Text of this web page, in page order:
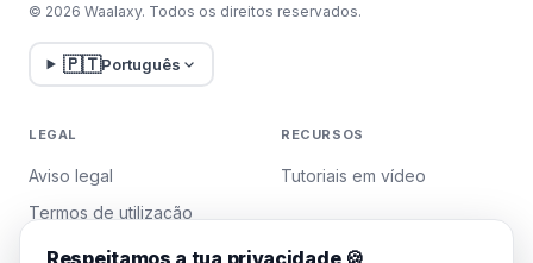
© 2026 Waalaxy. Todos os direitos reservados.
🇵🇹Português
LEGAL
Aviso legal
Termos de utilização
Política de privacidade
RECURSOS
Tutoriais em vídeo
Respeitamos a tua privacidade 🍪